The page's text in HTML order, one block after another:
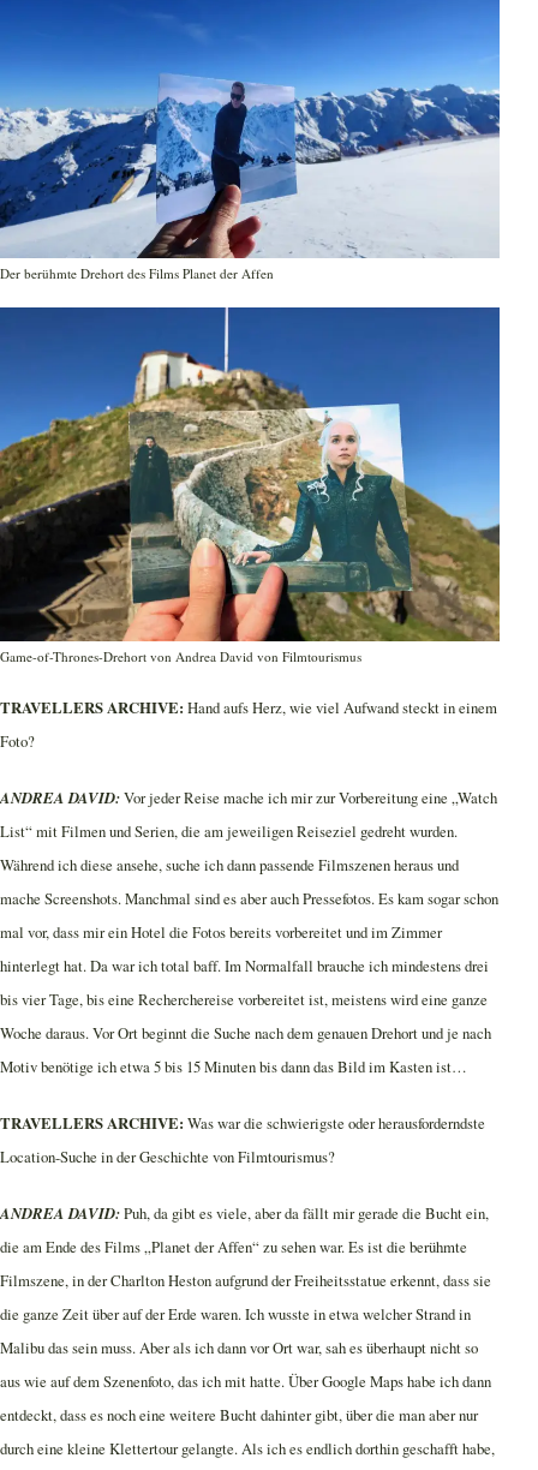
Der berühmte Drehort des Films Planet der Affen
Game-of-Thrones-Drehort von Andrea David von Filmtourismus
TRAVELLERS ARCHIVE: Hand aufs Herz, wie viel Aufwand steckt in einem
Foto?
ANDREA DAVID:Vor jeder Reise mache ich mir zur Vorbereitung eine „Watch
List“ mit Filmen und Serien, die am jeweiligen Reiseziel gedreht wurden.
Während ich diese ansehe, suche ich dann passende Filmszenen heraus und
mache Screenshots. Manchmal sind es aber auch Pressefotos. Es kam sogar schon
mal vor, dass mir ein Hotel die Fotos bereits vorbereitet und im Zimmer
hinterlegt hat. Da war ich total baff. Im Normalfall brauche ich mindestens drei
bis vier Tage, bis eine Recherchereise vorbereitet ist, meistens wird eine ganze
Woche daraus. Vor Ort beginnt die Suche nach dem genauen Drehort und je nach
Motiv benötige ich etwa 5 bis 15 Minuten bis dann das Bild im Kasten ist…
TRAVELLERS ARCHIVE: Was war die schwierigste oder herausforderndste
Location-Suche in der Geschichte von Filmtourismus?
ANDREA DAVID:Puh, da gibt es viele, aber da fällt mir gerade die Bucht ein,
die am Ende des Films „Planet der Affen“ zu sehen war. Es ist die berühmte
Filmszene, in der Charlton Heston aufgrund der Freiheitsstatue erkennt, dass sie
die ganze Zeit über auf der Erde waren. Ich wusste in etwa welcher Strand in
Malibu das sein muss. Aber als ich dann vor Ort war, sah es überhaupt nicht so
aus wie auf dem Szenenfoto, das ich mit hatte. Über Google Maps habe ich dann
entdeckt, dass es noch eine weitere Bucht dahinter gibt, über die man aber nur
durch eine kleine Klettertour gelangte. Als ich es endlich dorthin geschafft habe,